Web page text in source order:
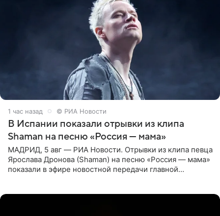
1 час назад © РИА Новости
В Испании показали отрывки из клипа
Shaman на песню «Россия — мама»
МАДРИД, 5 авг — РИА Новости. Отрывки из клипа певца
Ярослава Дронова (Shaman) на песню «Россия — мама»
показали в эфире новостной передачи главной